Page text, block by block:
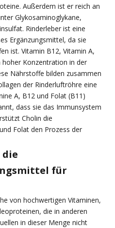
Außerdem ist er reich an
Glykosaminoglykane,
Rinderleber ist eine
Ergänzungsmittel, da sie
ist. Vitamin B12, Vitamin A,
hoher Konzentration in der
Nährstoffe bilden zusammen
der Rinderluftröhre eine
A, B12 und Folat (B11)
dass sie das Immunsystem
Cholin die
Folat den Prozess der
für
von hochwertigen Vitaminen,
die in anderen
in dieser Menge nicht